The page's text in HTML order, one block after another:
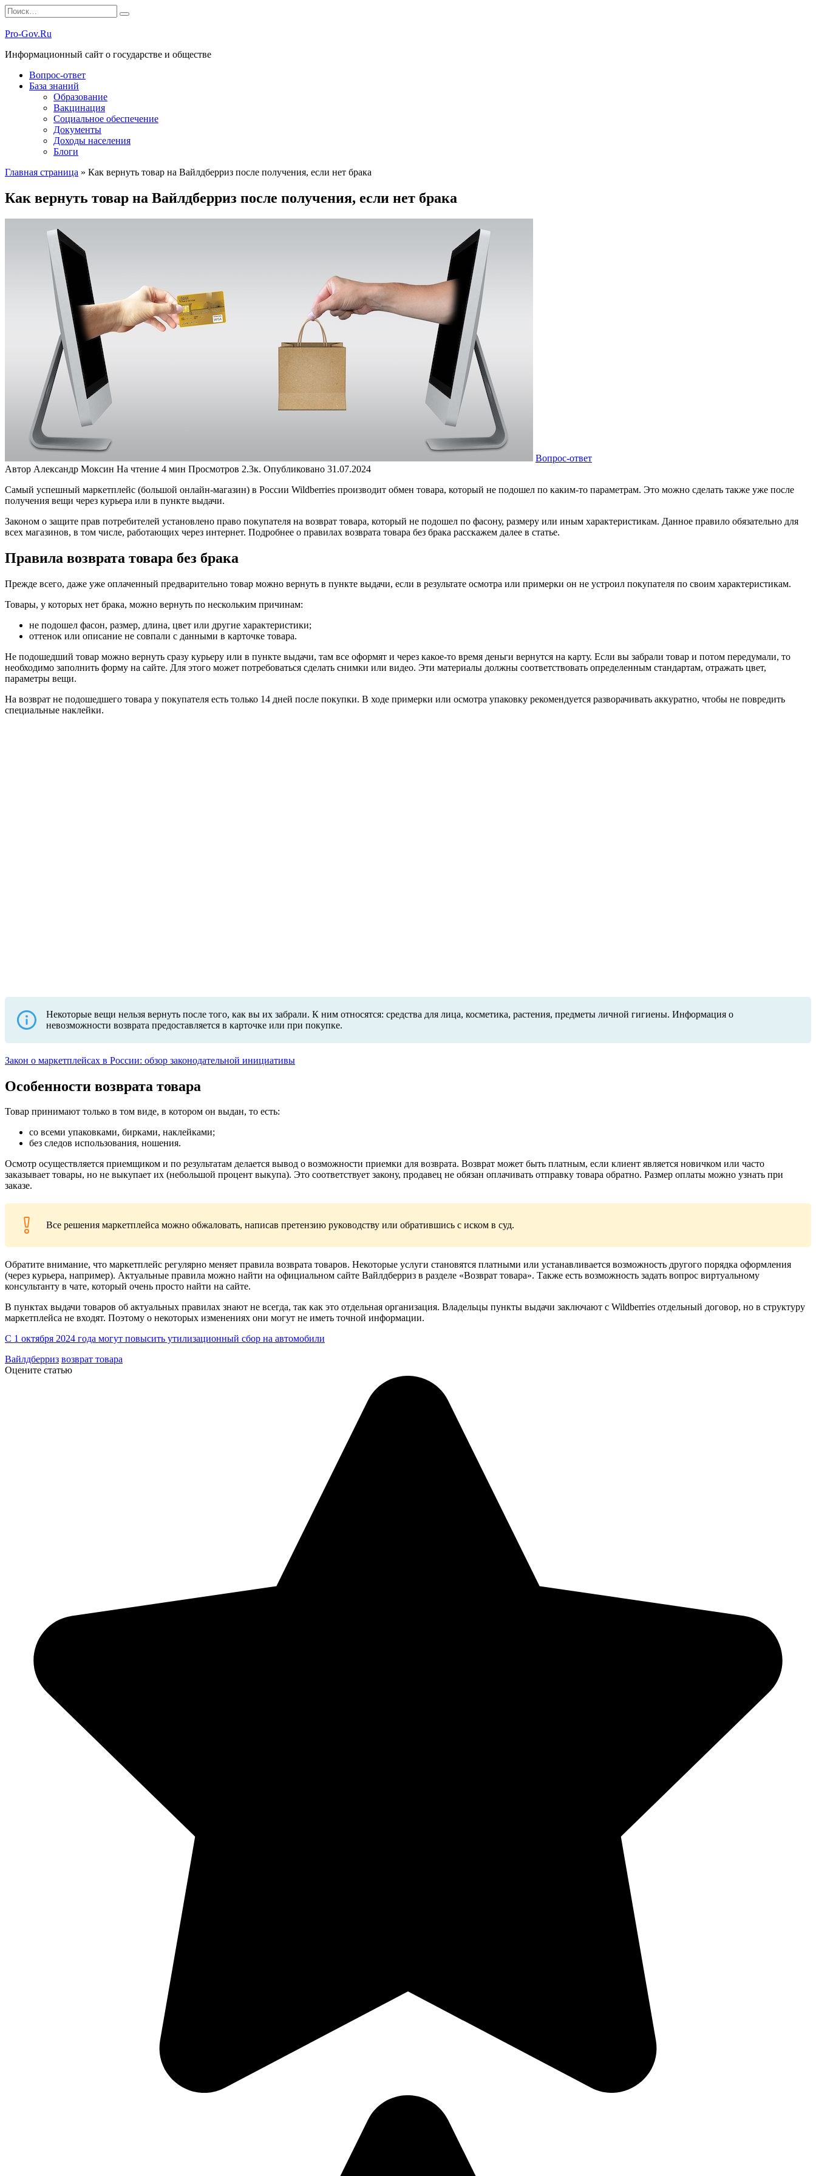
Перейти
к
содержанию
Search
for:
Pro-Gov.Ru
Информационный сайт о государстве и обществе
Вопрос-ответ
База знаний
Образование
Вакцинация
Социальное обеспечение
Документы
Доходы населения
Блоги
Главная страница » Как вернуть товар на Вайлдберриз после получения, если нет брака
Как вернуть товар на Вайлдберриз после получения, если нет брака
Вопрос-ответ
Автор Александр Моксин На чтение 4 мин Просмотров 2.3к. Опубликовано 31.07.2024
Самый успешный маркетплейс (большой онлайн-магазин) в России Wildberries производит обмен товара, который не подошел по каким-то параметрам. Это можно сделать также уже после
получения вещи через курьера или в пункте выдачи.
Законом о защите прав потребителей установлено право покупателя на возврат товара, который не подошел по фасону, размеру или иным характеристикам. Данное правило обязательно для
всех магазинов, в том числе, работающих через интернет. Подробнее о правилах возврата товара без брака расскажем далее в статье.
Правила возврата товара без брака
Прежде всего, даже уже оплаченный предварительно товар можно вернуть в пункте выдачи, если в результате осмотра или примерки он не устроил покупателя по своим характеристикам.
Товары, у которых нет брака, можно вернуть по нескольким причинам:
не подошел фасон, размер, длина, цвет или другие характеристики;
оттенок или описание не совпали с данными в карточке товара.
Не подошедший товар можно вернуть сразу курьеру или в пункте выдачи, там все оформят и через какое-то время деньги вернутся на карту. Если вы забрали товар и потом передумали, то
необходимо заполнить форму на сайте. Для этого может потребоваться сделать снимки или видео. Эти материалы должны соответствовать определенным стандартам, отражать цвет,
параметры вещи.
На возврат не подошедшего товара у покупателя есть только 14 дней после покупки. В ходе примерки или осмотра упаковку рекомендуется разворачивать аккуратно, чтобы не повредить
специальные наклейки.
Некоторые вещи нельзя вернуть после того, как вы их забрали. К ним относятся: средства для лица, косметика, растения, предметы личной гигиены. Информация о
невозможности возврата предоставляется в карточке или при покупке.
Закон о маркетплейсах в России: обзор законодательной инициативы
Особенности возврата товара
Товар принимают только в том виде, в котором он выдан, то есть:
со всеми упаковками, бирками, наклейками;
без следов использования, ношения.
Осмотр осуществляется приемщиком и по результатам делается вывод о возможности приемки для возврата. Возврат может быть платным, если клиент является новичком или часто
заказывает товары, но не выкупает их (небольшой процент выкупа). Это соответствует закону, продавец не обязан оплачивать отправку товара обратно. Размер оплаты можно узнать при
заказе.
Все решения маркетплейса можно обжаловать, написав претензию руководству или обратившись с иском в суд.
Обратите внимание, что маркетплейс регулярно меняет правила возврата товаров. Некоторые услуги становятся платными или устанавливается возможность другого порядка оформления
(через курьера, например). Актуальные правила можно найти на официальном сайте Вайлдберриз в разделе «Возврат товара». Также есть возможность задать вопрос виртуальному
консультанту в чате, который очень просто найти на сайте.
В пунктах выдачи товаров об актуальных правилах знают не всегда, так как это отдельная организация. Владельцы пункты выдачи заключают с Wildberries отдельный договор, но в структуру
маркетплейса не входят. Поэтому о некоторых изменениях они могут не иметь точной информации.
С 1 октября 2024 года могут повысить утилизационный сбор на автомобили
Вайлдберриз возврат товара
Оцените статью